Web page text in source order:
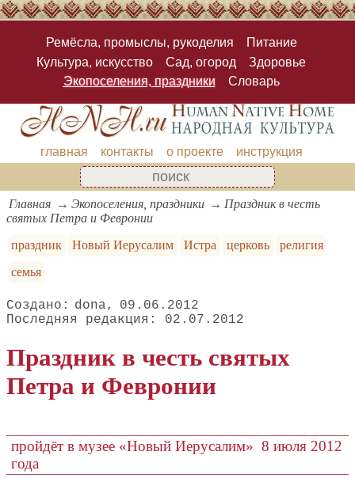
Ремёсла, промыслы, рукоделия
Питание
Культура, искусство
Сад, огород
Здоровье
Экопоселения, праздники
Словарь
главная контакты о проекте инструкция
Главная Экопоселения, праздники
Праздник в честь
святых Петра и Февронии
праздник
Новый Иерусалим Истра церковь
религия
семья
dona
09.06.2012
02.07.2012
Праздник в честь святых
Петра и Февронии
пройдёт в музее «Новый Иерусалим» 8 июля 2012
года